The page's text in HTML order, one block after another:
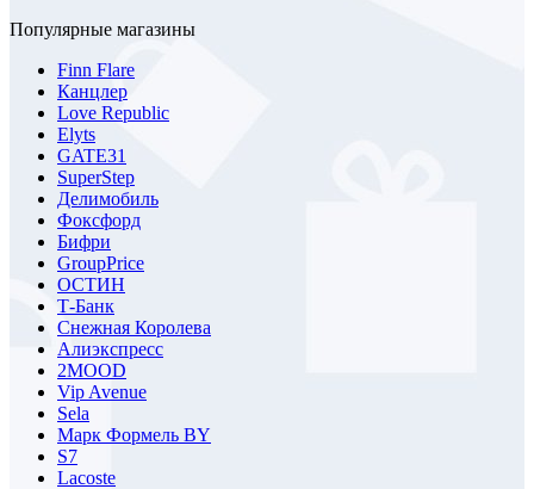
Популярные магазины
Finn Flare
Канцлер
Love Republic
Elyts
GATE31
SuperStep
Делимобиль
Фоксфорд
Бифри
GroupPrice
ОСТИН
Т-Банк
Снежная Королева
Алиэкспресс
2MOOD
Vip Avenue
Sela
Марк Формель BY
S7
Lacoste